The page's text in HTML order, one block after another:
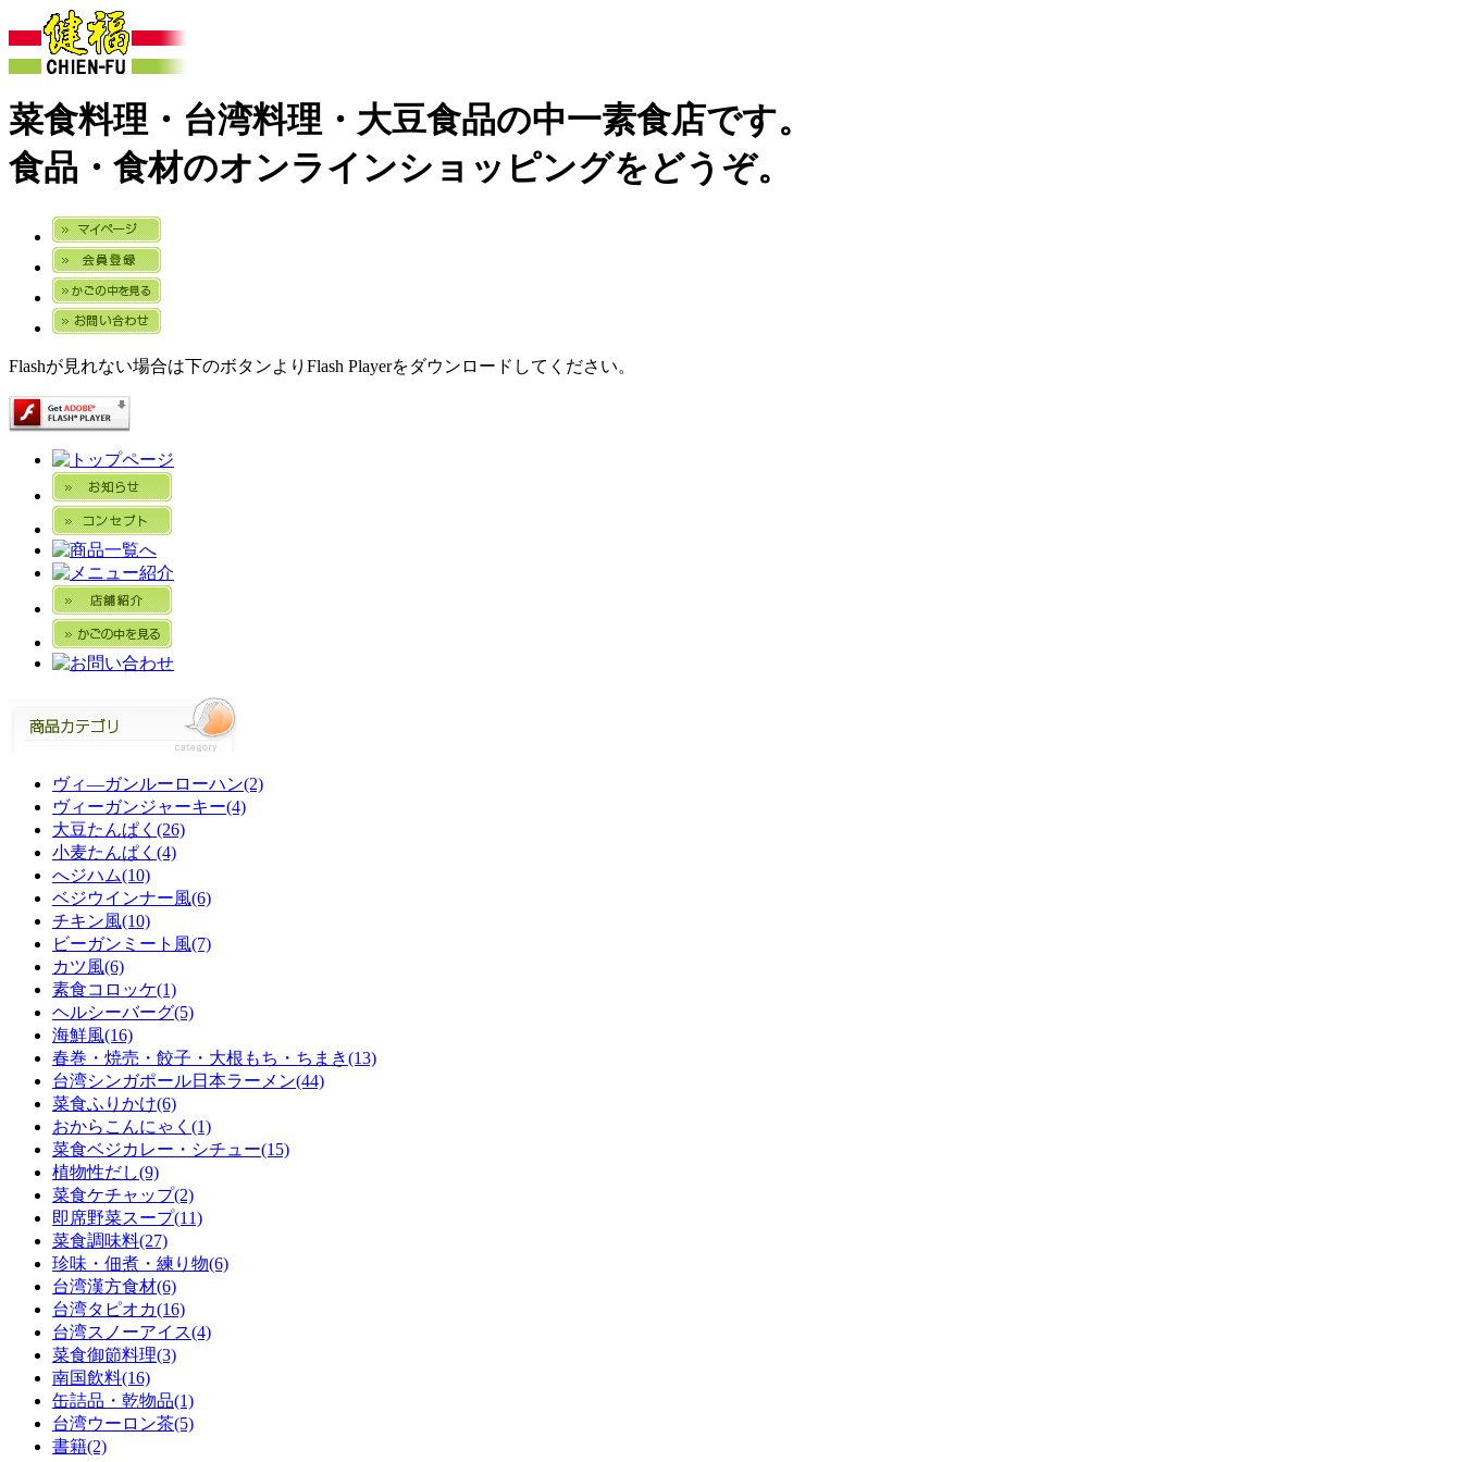
菜食料理・台湾料理・大豆食品の中一素食店です。
食品・食材のオンラインショッピングをどうぞ。
Flashが見れない場合は下のボタンよりFlash Playerをダウンロードしてください。
ヴィ―ガンルーローハン(2)
ヴィーガンジャーキー(4)
大豆たんぱく(26)
小麦たんぱく(4)
へジハム(10)
ベジウインナー風(6)
チキン風(10)
ビーガンミート風(7)
カツ風(6)
素食コロッケ(1)
ヘルシーバーグ(5)
海鮮風(16)
春巻・焼売・餃子・大根もち・ちまき(13)
台湾シンガポール日本ラーメン(44)
菜食ふりかけ(6)
おからこんにゃく(1)
菜食ベジカレー・シチュー(15)
植物性だし(9)
菜食ケチャップ(2)
即席野菜スープ(11)
菜食調味料(27)
珍味・佃煮・練り物(6)
台湾漢方食材(6)
台湾タピオカ(16)
台湾スノーアイス(4)
菜食御節料理(3)
南国飲料(16)
缶詰品・乾物品(1)
台湾ウーロン茶(5)
書籍(2)